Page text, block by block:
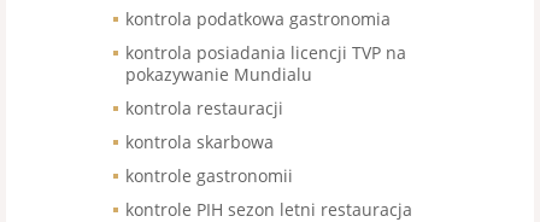
kontrola podatkowa gastronomia
kontrola posiadania licencji TVP na
pokazywanie Mundialu
kontrola restauracji
kontrola skarbowa
kontrole gastronomii
kontrole PIH sezon letni restauracja